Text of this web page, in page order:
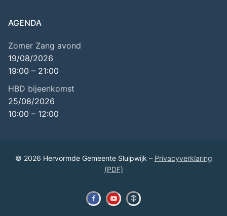
AGENDA
Zomer Zang avond
19/08/2026
19:00 – 21:00
HBD bijeenkomst
25/08/2026
10:00 – 12:00
© 2026 Hervormde Gemeente Sluipwijk – Privacyverklaring
(PDF)